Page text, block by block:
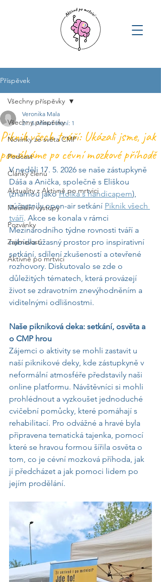
Příspěvek
Všechny příspěvky
Novinky ze světa CMP
Podcast
Články členů
Aktuality z Aktivně po mrtvici
Mediální výstupy
Pozvánky
Zajímavosti
Aktivně po mrtvici
Všechny příspěvky
Piknik všech tváří: Ukázali jsme, jak
pomáháme po cévní mozkové příhodě
Veronika Mala
21. 5. Minut čtení: 1
V neděli 17. 5. 2026 se naše zástupkyně
Dáša a Anička, společně s Eliškou
(známou jako Holka s handicapem),
zúčastnily open-air setkání Piknik všech
tváří. Akce se konala v rámci
Mezinárodního týdne rovnosti tváří a
nabídla úžasný prostor pro inspirativní
setkání, sdílení zkušeností a otevřené
rozhovory. Diskutovalo se zde o
důležitých tématech, která provázejí
život se zdravotním znevýhodněním a
viditelnými odlišnostmi.
Naše pikniková deka: setkání, osvěta a
o CMP hrou
Zájemci o aktivity se mohli zastavit u
naší piknikové deky, kde zástupkyně v
neformální atmosféře představily naši
online platformu. Návštěvníci si mohli
prohlédnout a vyzkoušet jednoduché
cvičební pomůcky, které pomáhají s
rehabilitací. Pro odvážné a hravé byla
připravena tematická tajenka, pomocí
které se hravou formou šířila osvěta o
tom, co je cévní mozková příhoda, jak
jí předcházet a jak pomoci lidem po
jejím prodělání.